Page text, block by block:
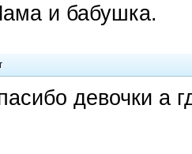
и бабушка.
девочки а